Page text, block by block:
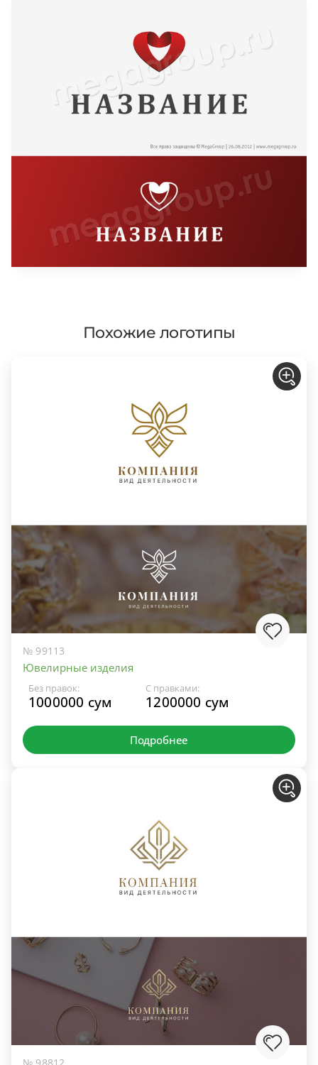
Похожие логотипы
№ 99113
Ювелирные изделия
Без правок:
1000000 сум
С правками:
1200000 сум
Подробнее